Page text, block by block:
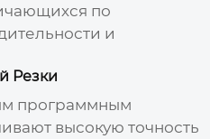
по
и
Резки
программным
высокую точность